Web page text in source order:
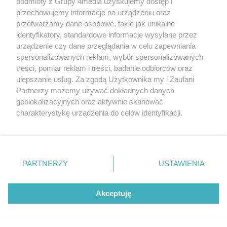
Radomiak Radom - Górnik Zabrze
(zdjęcia)
Liczba
121
Data dodania galerii:
08.08.2026
przechowujemy informacje na urządzeniu oraz
przetwarzamy dane osobowe, takie jak unikalne
identyfikatory, standardowe informacje wysyłane przez
urządzenie czy dane przeglądania w celu zapewniania
spersonalizowanych reklam, wybór spersonalizowanych
treści, pomiar reklam i treści, badanie odbiorców oraz
ulepszanie usług. Za zgodą Użytkownika my i Zaufani
Partnerzy możemy używać dokładnych danych
geolokalizacyjnych oraz aktywnie skanować
charakterystykę urządzenia do celów identyfikacji.
zmienić/wycofać klikając przycisk ustawień prywatności
znajdujący się w lewym dolnym rogu strony
. Niektóre
użytkownika, ale masz prawo sprzeciwić się takiemu
przetwarzaniu. Preferencje będą miały zastosowania tylko
PARTNERZY USTAWIENIA
Akceptuję